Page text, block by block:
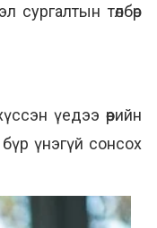
сургалтын төлбөр
үедээ өөрийн
үнэгүй сонсох